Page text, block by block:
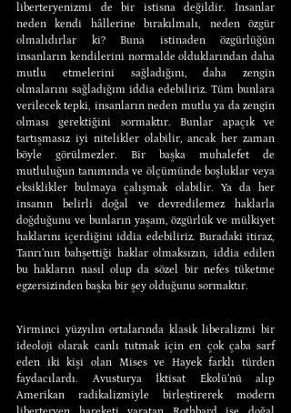
liberteryenizmi de bir istisna değildir. İnsanlar
neden kendi hâllerine bırakılmalı, neden özgür
olmalıdırlar ki? Buna istinaden özgürlüğün
insanların kendilerini normalde olduklarından daha
mutlu etmelerini sağladığını, daha zengin
olmalarını sağladığını iddia edebiliriz. Tüm bunlara
verilecek tepki, insanların neden mutlu ya da zengin
olması gerektiğini sormaktır. Bunlar apaçık ve
tartışmasız iyi nitelikler olabilir, ancak her zaman
böyle görülmezler. Bir başka muhalefet de
mutluluğun tanımında ve ölçümünde boşluklar veya
eksiklikler bulmaya çalışmak olabilir. Ya da her
insanın belirli doğal ve devredilemez haklarla
doğduğunu ve bunların yaşam, özgürlük ve mülkiyet
haklarını içerdiğini iddia edebiliriz. Buradaki itiraz,
Tanrı’nın bahşettiği haklar olmaksızın, iddia edilen
bu hakların nasıl olup da sözel bir nefes tüketme
egzersizinden başka bir şey olduğunu sormaktır.
Yirminci yüzyılın ortalarında klasik liberalizmi bir
ideoloji olarak canlı tutmak için en çok çaba sarf
eden iki kişi olan Mises ve Hayek farklı türden
faydacılardı. Avusturya İktisat Ekolü’nü alıp
Amerikan radikalizmiyle birleştirerek modern